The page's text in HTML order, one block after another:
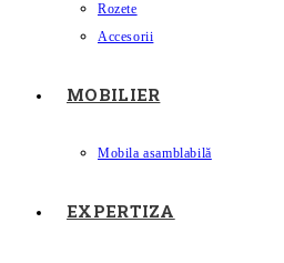
Rozete
Accesorii
MOBILIER
Mobila asamblabilă
EXPERTIZA